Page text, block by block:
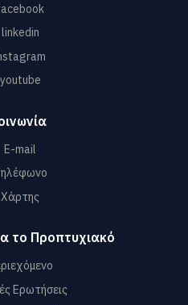
linkedin
youtube
E-mail
Χάρτης
το Προπτυχιακό
Ερωτήσεις